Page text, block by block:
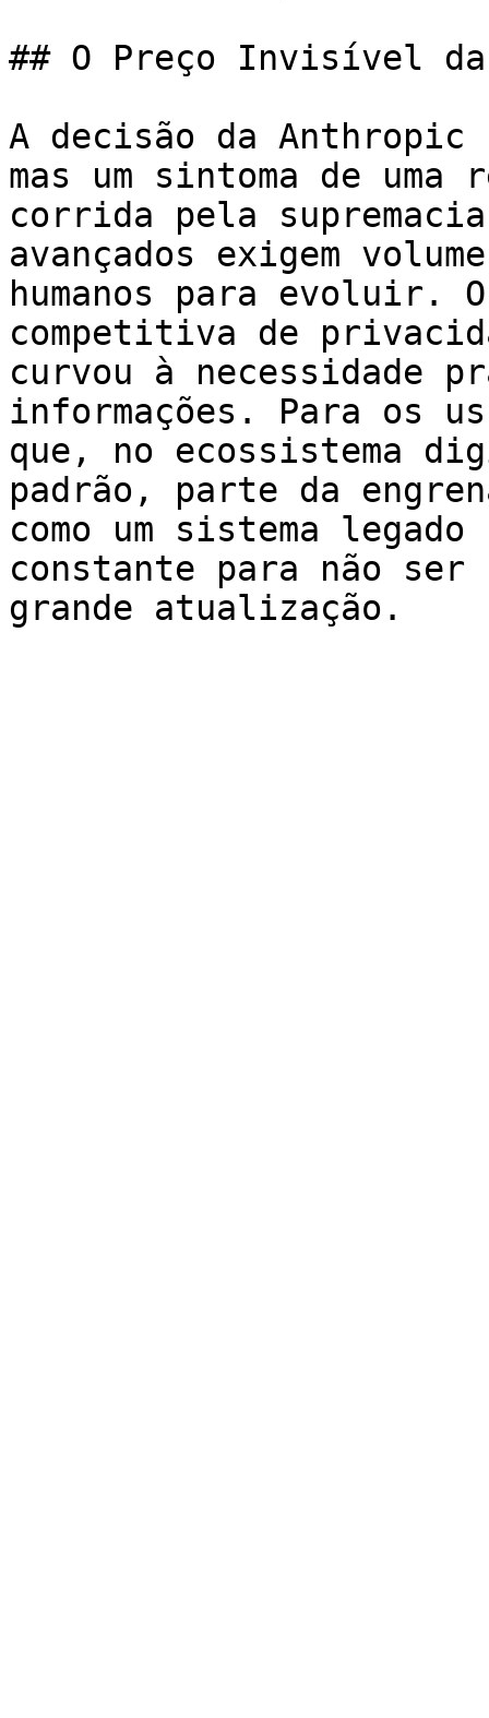
## O Preço Invisível
A decisão da Anthropic
mas um sintoma de
corrida pela
avançados exigem
humanos para evoluir.
competitiva de
curvou à necessidade
informações. Para os
que, no ecossistema
padrão, parte da
como um sistema
constante para não
grande atualização.